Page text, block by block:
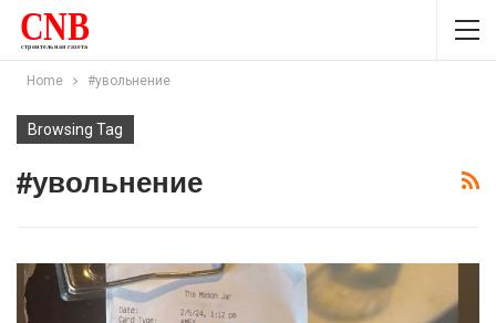
Home #увольнение
Browsing Tag
#увольнение